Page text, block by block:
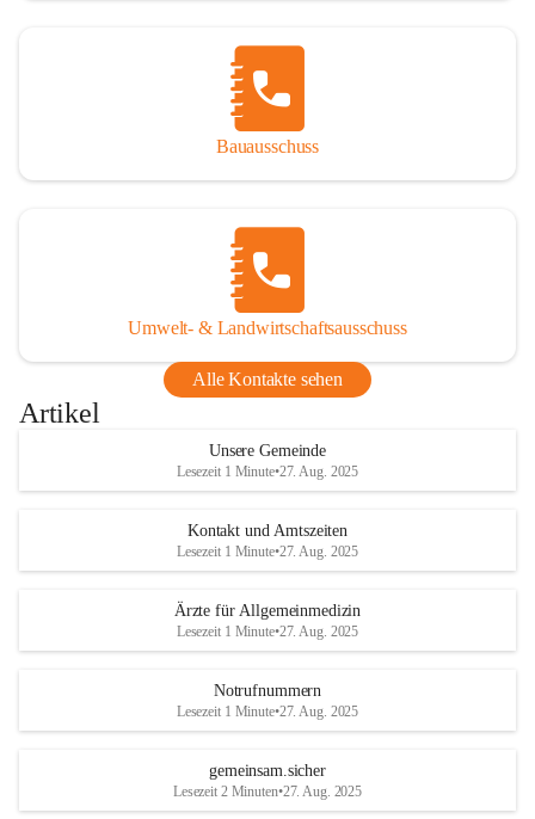
Bauausschuss
Umwelt- & Landwirtschaftsausschuss
Alle Kontakte sehen
Artikel
Unsere Gemeinde
Lesezeit 1 Minute•27. Aug. 2025
Kontakt und Amtszeiten
Lesezeit 1 Minute•27. Aug. 2025
Ärzte für Allgemeinmedizin
Lesezeit 1 Minute•27. Aug. 2025
Notrufnummern
Lesezeit 1 Minute•27. Aug. 2025
gemeinsam.sicher
Lesezeit 2 Minuten•27. Aug. 2025